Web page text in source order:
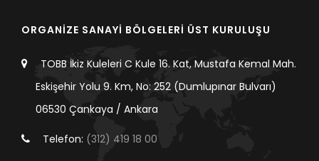
ORGANİZE SANAYİ BÖLGELERİ ÜST KURULUŞU
TOBB İkiz Kuleleri C Kule 16. Kat, Mustafa Kemal Mah.
Eskişehir Yolu 9. Km, No: 252 (Dumlupınar Bulvarı)
06530 Çankaya / Ankara
Telefon: (312) 419 18 00